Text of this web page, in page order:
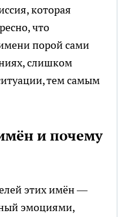
которая
что
порой сами
слишком
тем самым
и почему
этих имён —
эмоциями,